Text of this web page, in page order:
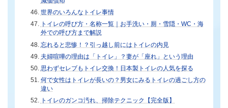
世界のいろんなトイレ事情
トイレの呼び方・名称一覧｜お手洗い・厠・雪隠・WC・海
外での呼び方まで解説
忘れると悲惨！？引っ越し前にはトイレの内見
夫婦喧嘩の理由は「トイレ」？妻が「座れ」という理由
思わずセレブもトイレ交換！日本製トイレの人気を探る
何で女性はトイレが長いの？男女にみるトイレの過ごし方の
違い
トイレのガンコ汚れ、掃除テクニック【完全版】